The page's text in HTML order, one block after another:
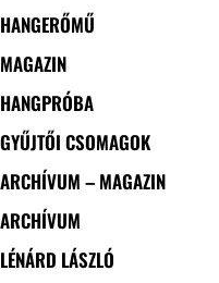
HANGERŐMŰ
MAGAZIN
HANGPRÓBA
GYŰJTŐI CSOMAGOK
ARCHÍVUM – MAGAZIN
ARCHÍVUM
LÉNÁRD LÁSZLÓ